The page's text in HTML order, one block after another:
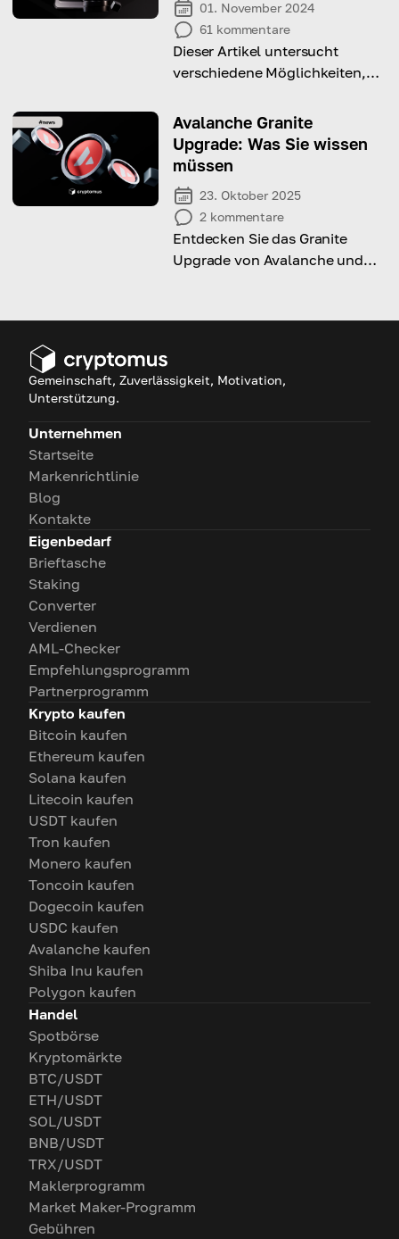
01. November 2024
61 kommentare
Dieser Artikel untersucht
verschiedene Möglichkeiten,
kostenlosen Methoden bis hin
zu Anlagestrategien.
Avalanche Granite
Upgrade: Was Sie wissen
müssen
23. Oktober 2025
2 kommentare
Entdecken Sie das Granite
Upgrade von Avalanche und
und Entwickler bringt.
Gemeinschaft, Zuverlässigkeit, Motivation,
Unterstützung.
Unternehmen
Startseite
Markenrichtlinie
Blog
Kontakte
Eigenbedarf
Brieftasche
Staking
Converter
Verdienen
AML-Checker
Empfehlungsprogramm
Partnerprogramm
Krypto kaufen
Bitcoin kaufen
Ethereum kaufen
Solana kaufen
Litecoin kaufen
USDT kaufen
Tron kaufen
Monero kaufen
Toncoin kaufen
Dogecoin kaufen
USDC kaufen
Avalanche kaufen
Shiba Inu kaufen
Polygon kaufen
Handel
Spotbörse
Kryptomärkte
BTC/USDT
ETH/USDT
SOL/USDT
BNB/USDT
TRX/USDT
Maklerprogramm
Market Maker-Programm
Gebühren